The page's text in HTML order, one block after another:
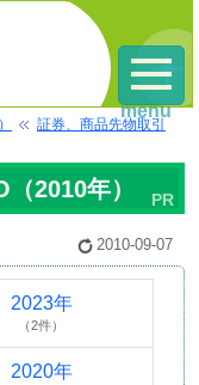
証券、商品先物取引
2010年）
2010-09-07
2023年
（2件）
2020年
menu